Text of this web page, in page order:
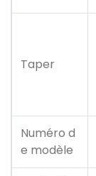
Taper
Numéro d
e modèle